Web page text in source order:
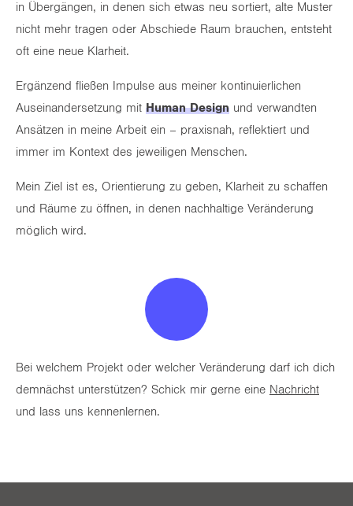
in Übergängen, in denen sich etwas neu sortiert, alte Muster
nicht mehr tragen oder Abschiede Raum brauchen, entsteht
oft eine neue Klarheit.
Ergänzend fließen Impulse aus meiner kontinuierlichen
Auseinandersetzung mit Human Design und verwandten
Ansätzen in meine Arbeit ein – praxisnah, reflektiert und
immer im Kontext des jeweiligen Menschen.
Mein Ziel ist es, Orientierung zu geben, Klarheit zu schaffen
und Räume zu öffnen, in denen nachhaltige Veränderung
möglich wird.
Bei welchem Projekt oder welcher Veränderung darf ich dich
demnächst unterstützen? Schick mir gerne eine Nachricht
und lass uns kennenlernen.